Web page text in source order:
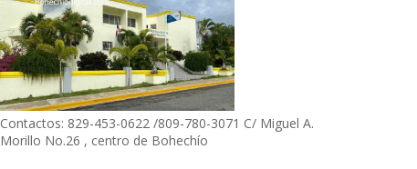
Contactos: 829-453-0622 /809-780-3071 C/ Miguel A.
Morillo No.26 , centro de Bohechío